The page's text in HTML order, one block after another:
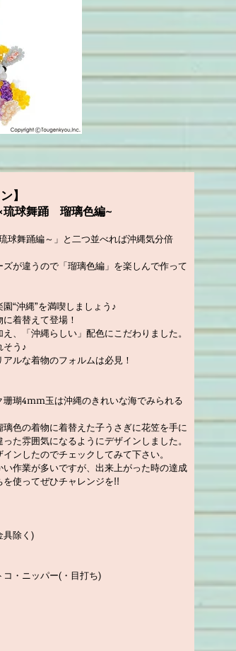
】
琉球舞踊 瑠璃色編~
球舞踊編～」と二つ並べれば沖縄気分倍
が違うので「瑠璃色編」を楽しんで作って
“沖縄”を満喫しましょう♪
着替えて登場！
、「沖縄らしい」配色にこだわりました。
そう♪
ルな着物のフォルムは必見！
珊瑚4mm玉は沖縄のきれいな海でみられる
色の着物に着替えた子うさぎに花笠を手に
た雰囲気になるようにデザインしました。
ンしたのでチェックしてみて下さい。
い作業が多いですが、出来上がった時の達成
使ってぜひチャレンジを!!
具除く)
・ニッパー(・目打ち)